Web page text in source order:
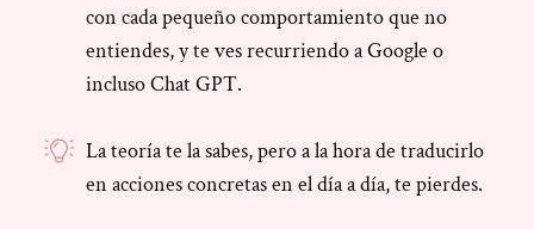
con cada pequeño comportamiento que no
entiendes, y te ves recurriendo a Google o
incluso Chat GPT.
La teoría te la sabes, pero a la hora de traducirlo
en acciones concretas en el día a día, te pierdes.